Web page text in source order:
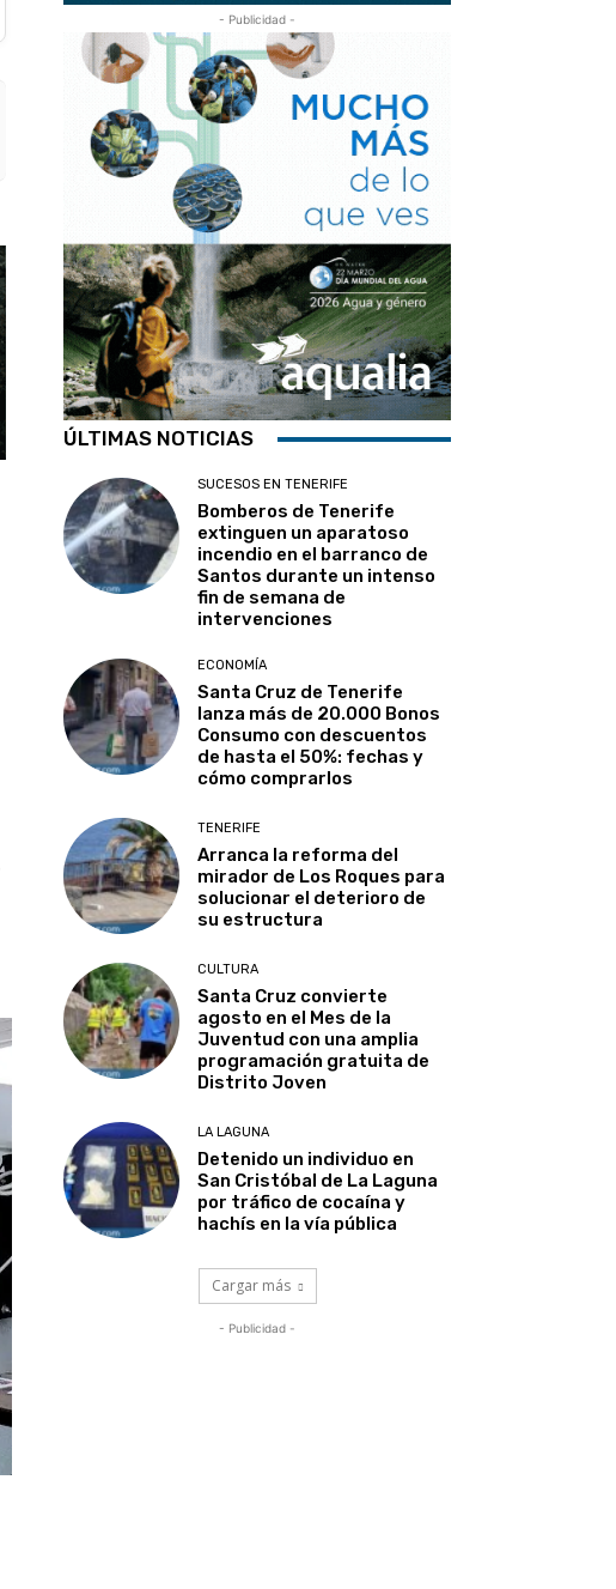
- Publicidad -
ÚLTIMAS NOTICIAS
SUCESOS EN TENERIFE
Bomberos de Tenerife
extinguen un aparatoso
incendio en el barranco de
Santos durante un intenso
fin de semana de
intervenciones
ECONOMÍA
Santa Cruz de Tenerife
lanza más de 20.000 Bonos
Consumo con descuentos
de hasta el 50%: fechas y
cómo comprarlos
TENERIFE
Arranca la reforma del
mirador de Los Roques para
solucionar el deterioro de
su estructura
CULTURA
Santa Cruz convierte
agosto en el Mes de la
Juventud con una amplia
programación gratuita de
Distrito Joven
LA LAGUNA
Detenido un individuo en
San Cristóbal de La Laguna
por tráfico de cocaína y
hachís en la vía pública
Cargar más
- Publicidad -